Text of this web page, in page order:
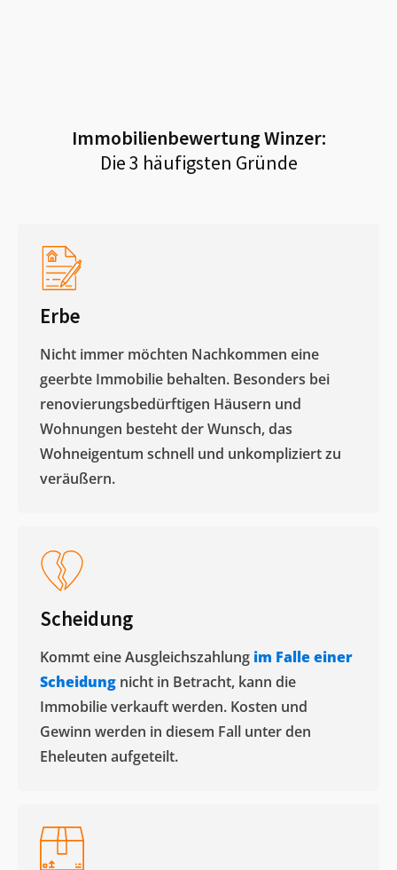
ImmobilienbewertungWinzer:
Die 3 häufigsten Gründe
Erbe
Nicht immer möchten Nachkommen eine
geerbte Immobilie behalten. Besonders bei
renovierungsbedürftigen Häusern und
Wohnungen besteht der Wunsch, das
Wohneigentum schnell und unkompliziert zu
veräußern. ​
Scheidung
Kommt eine Ausgleichszahlung im Falle einer
Scheidung nicht in Betracht, kann die
Immobilie verkauft werden. Kosten und
Gewinn werden in diesem Fall unter den
Eheleuten aufgeteilt.​